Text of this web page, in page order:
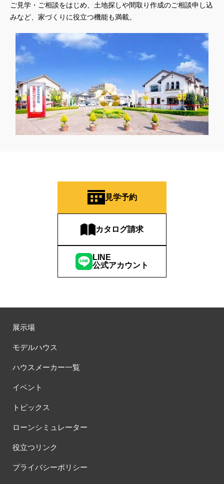
ご見学・ご相談をはじめ、土地探しや間取り作成のご相談申し込
みなど、家づくりに役立つ機能も満載。
見学予約
カタログ請求
LINE
公式アカウント
展示場
モデルハウス
ハウスメーカー一覧
イベント
トピックス
ローンシミュレーター
役立つリンク
プライバシーポリシー